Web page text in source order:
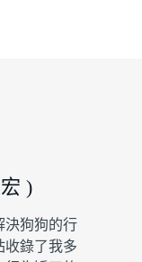
)
決狗狗的行
收錄了我多